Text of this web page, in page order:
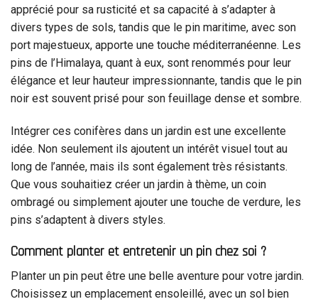
apprécié pour sa rusticité et sa capacité à s’adapter à
divers types de sols, tandis que le pin maritime, avec son
port majestueux, apporte une touche méditerranéenne. Les
pins de l’Himalaya, quant à eux, sont renommés pour leur
élégance et leur hauteur impressionnante, tandis que le pin
noir est souvent prisé pour son feuillage dense et sombre.
Intégrer ces conifères dans un jardin est une excellente
idée. Non seulement ils ajoutent un intérêt visuel tout au
long de l’année, mais ils sont également très résistants.
Que vous souhaitiez créer un jardin à thème, un coin
ombragé ou simplement ajouter une touche de verdure, les
pins s’adaptent à divers styles.
Comment planter et entretenir un pin chez soi ?
Planter un pin peut être une belle aventure pour votre jardin.
Choisissez un emplacement ensoleillé, avec un sol bien